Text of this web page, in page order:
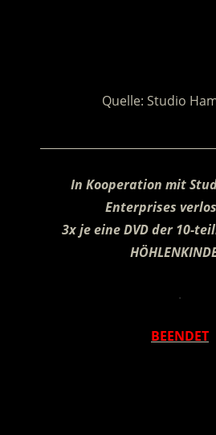
Quelle: Studio
In Kooperation mit
Enterprises
3x je eine DVD der 10-
.
BEENDET